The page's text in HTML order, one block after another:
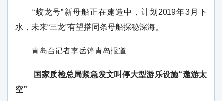
“蛟龙号”新母船正在建造中，计划2019年3月下
水，未来“三龙”有望搭同条母船探秘深海。
青岛台记者李岳锋青岛报道
国家质检总局紧急发文叫停大型游乐设施“遨游太
空”